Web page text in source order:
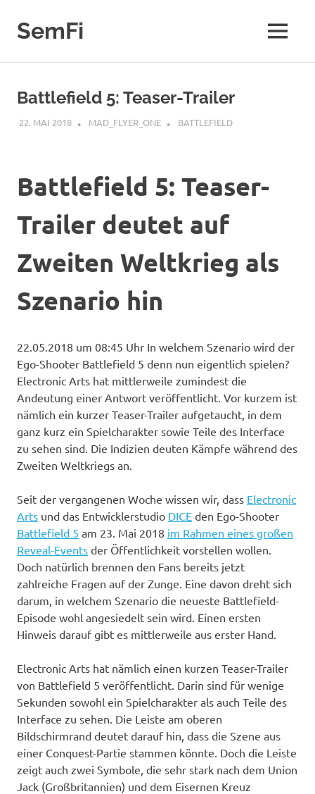
Inhalt
springen
SemFi MENÜ
Battlefield 5: ​Teaser-Trailer
22. MAI 2018 MAD_FLYER_ONE BATTLEFIELD
Battlefield 5: ​Teaser-
Trailer deutet auf
Zweiten Weltkrieg als
Szenario hin
22.05.2018 um 08:45 Uhr In welchem Szenario wird der
Ego-Shooter Battlefield 5 denn nun eigentlich spielen?
Electronic Arts hat mittlerweile zumindest die
Andeutung einer Antwort veröffentlicht. Vor kurzem ist
nämlich ein kurzer Teaser-Trailer aufgetaucht, in dem
ganz kurz ein Spielcharakter sowie Teile des Interface
zu sehen sind. Die Indizien deuten Kämpfe während des
Zweiten Weltkriegs an.
Seit der vergangenen Woche wissen wir, dass Electronic
Arts und das Entwicklerstudio DICE den Ego-Shooter
Battlefield 5 am 23. Mai 2018 im Rahmen eines großen
Reveal-Events der Öffentlichkeit vorstellen wollen.
Doch natürlich brennen den Fans bereits jetzt
zahlreiche Fragen auf der Zunge. Eine davon dreht sich
darum, in welchem Szenario die neueste Battlefield-
Episode wohl angesiedelt sein wird. Einen ersten
Hinweis darauf gibt es mittlerweile aus erster Hand.
Electronic Arts hat nämlich einen kurzen Teaser-Trailer
von Battlefield 5 veröffentlicht. Darin sind für wenige
Sekunden sowohl ein Spielcharakter als auch Teile des
Interface zu sehen. Die Leiste am oberen
Bildschirmrand deutet darauf hin, dass die Szene aus
einer Conquest-Partie stammen könnte. Doch die Leiste
zeigt auch zwei Symbole, die sehr stark nach dem Union
Jack (Großbritannien) und dem Eisernen Kreuz